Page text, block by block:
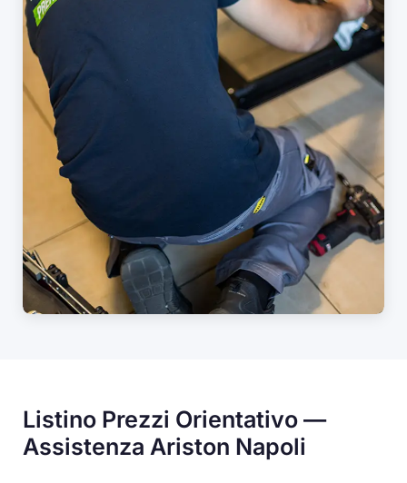
Listino Prezzi Orientativo —
Assistenza Ariston Napoli